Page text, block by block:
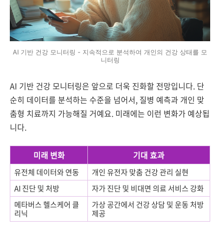
AI 기반 건강 모니터링 - 지속적으로 분석하여 개인의 건강 상태를 모
니터링
AI 기반 건강 모니터링은 앞으로 더욱 진화할 전망입니다. 단
순히 데이터를 분석하는 수준을 넘어서, 질병 예측과 개인 맞
춤형 치료까지 가능해질 거예요. 미래에는 이런 변화가 예상됩
니다.
미래 변화 기대 효과
유전체 데이터와 연동
개인 유전자 맞춤 건강 관리 실현
AI 진단 및 처방
자가 진단 및 비대면 의료 서비스 강화
메타버스 헬스케어 클
리닉
가상 공간에서 건강 상담 및 운동 처방
제공